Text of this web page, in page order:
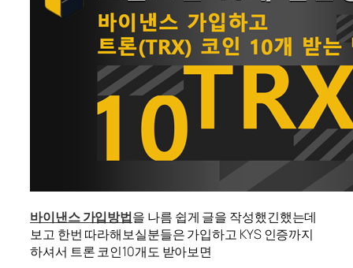
바이낸스 가입방법을 나름 쉽게 글을 작성했긴했는데
보고 한번 따라해보실분들은 가입하고 KYS 인증까지
하셔서 트론 코인10개도 받아보면